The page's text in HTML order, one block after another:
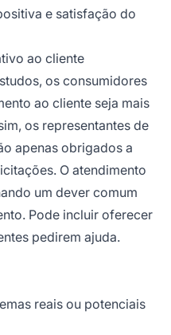
e satisfação do
ao cliente
os consumidores
ao cliente seja mais
os representantes de
apenas obrigados a
O atendimento
um dever comum
Pode incluir oferecer
pedirem ajuda.
reais ou potenciais